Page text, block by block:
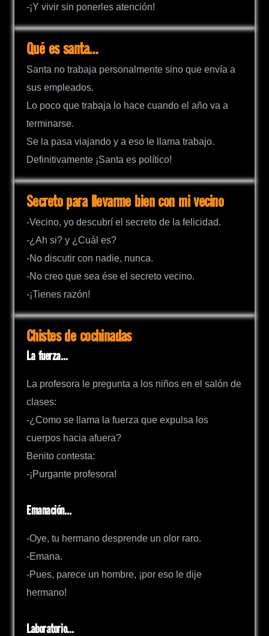
-¡Y vivir sin ponerles atención!
Qué es santa…
Santa no trabaja personalmente sino que envía a
sus empleados.
Lo poco que trabaja lo hace cuando el año va a
terminarse.
Se la pasa viajando y a eso le llama trabajo.
Definitivamente ¡Santa es político!
Secreto para llevarme bien con mi vecino
-Vecino, yo descubrí el secreto de la felicidad.
-¿Ah si? y ¿Cuál es?
-No discutir con nadie, nunca.
-No creo que sea ése el secreto vecino.
-¡Tienes razón!
Chistes de cochinadas
La fuerza…
La profesora le pregunta a los niños en el salón de
clases:
-¿Como se llama la fuerza que expulsa los
cuerpos hacia afuera?
Benito contesta:
-¡Purgante profesora!
Emanación…
-Oye, tu hermano desprende un olor raro.
-Emana.
-Pues, parece un hombre, ¡por eso le dije
hermano!
Laboratorio…